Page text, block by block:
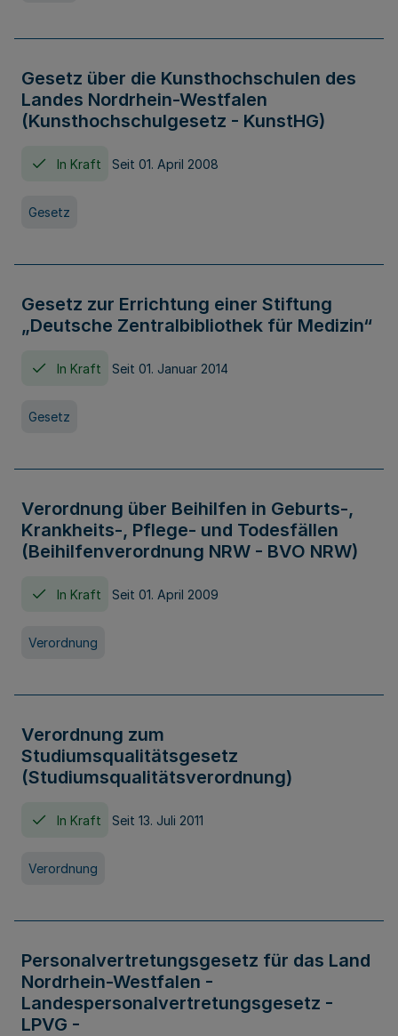
Gesetz über die Kunsthochschulen des
Landes Nordrhein-Westfalen
(Kunsthochschulgesetz - KunstHG)
In Kraft Seit 01. April 2008
Gesetz
Gesetz zur Errichtung einer Stiftung
„Deutsche Zentralbibliothek für Medizin“
In Kraft Seit 01. Januar 2014
Gesetz
Verordnung über Beihilfen in Geburts-,
Krankheits-, Pflege- und Todesfällen
(Beihilfenverordnung NRW - BVO NRW)
In Kraft Seit 01. April 2009
Verordnung
Verordnung zum
Studiumsqualitätsgesetz
(Studiumsqualitätsverordnung)
In Kraft Seit 13. Juli 2011
Verordnung
Personalvertretungsgesetz für das Land
Nordrhein-Westfalen -
Landespersonalvertretungsgesetz -
LPVG -